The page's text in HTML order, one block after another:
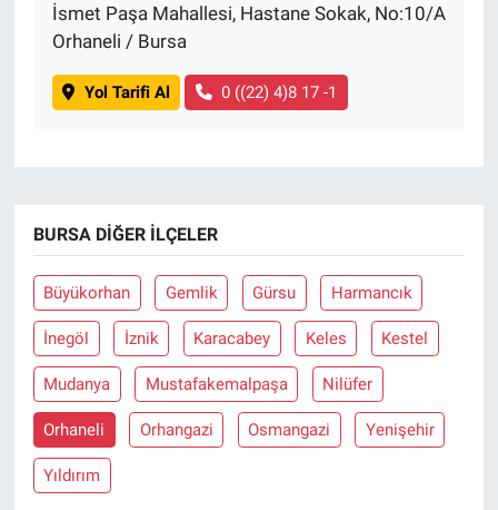
İsmet Paşa Mahallesi, Hastane Sokak, No:10/A
Orhaneli / Bursa
Yol Tarifi Al 0 ((22) 4)8 17 -1
BURSA DIĞER İLÇELER
Büyükorhan Gemlik Gürsu Harmancık
İnegöl İznik Karacabey Keles Kestel
Mudanya Mustafakemalpaşa Nilüfer
Orhaneli Orhangazi Osmangazi Yenişehir
Yıldırım
Güvenlik
Bölge